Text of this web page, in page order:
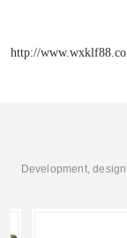
http://
Development,